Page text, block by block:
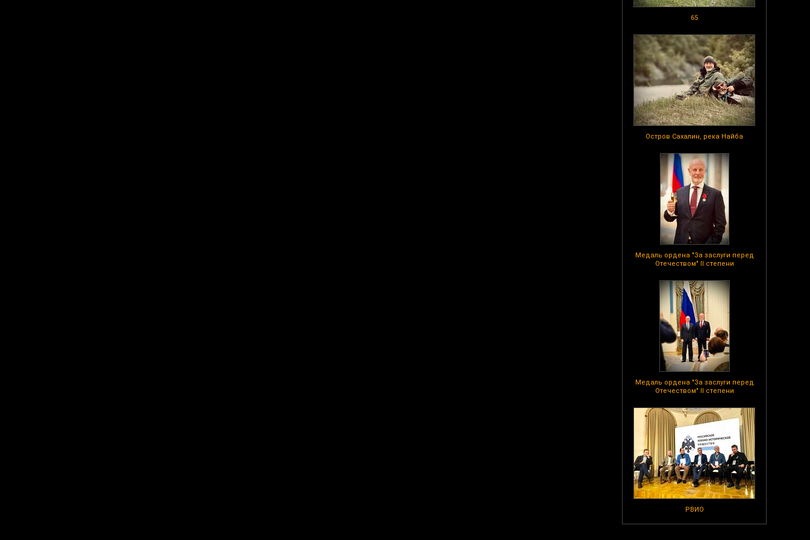
65
Остров Сахалин, река Найба
Медаль ордена "За заслуги перед
Отечеством" II степени
Медаль ордена "За заслуги перед
Отечеством" II степени
РВИО